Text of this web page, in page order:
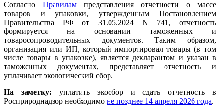
Согласно Правилам представления отчетности о массе
товаров и упаковки, утвержденным Постановлением
Правительства РФ от 31.05.2024 N 741, отчетность
формируется на основании таможенных и
товаросопроводительных документов. Таким образом,
организация или ИП, который импортировал товары (в том
числе товары в упаковке), является декларантом и указан в
таможенных документах, представляет отчетность и
уплачивает экологический сбор.
На заметку: уплатить экосбор и сдать отчетность в
Росприроднадзор необходимо не позднее 14 апреля 2026 года.